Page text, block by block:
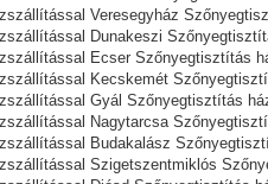
Veresegyház
Dunakeszi
Ecser Szőnyegtisztítás
Kecskemét
Gyál Szőnyegtisztítás
Nagytarcsa
Budakalász
Szigetszentmiklós